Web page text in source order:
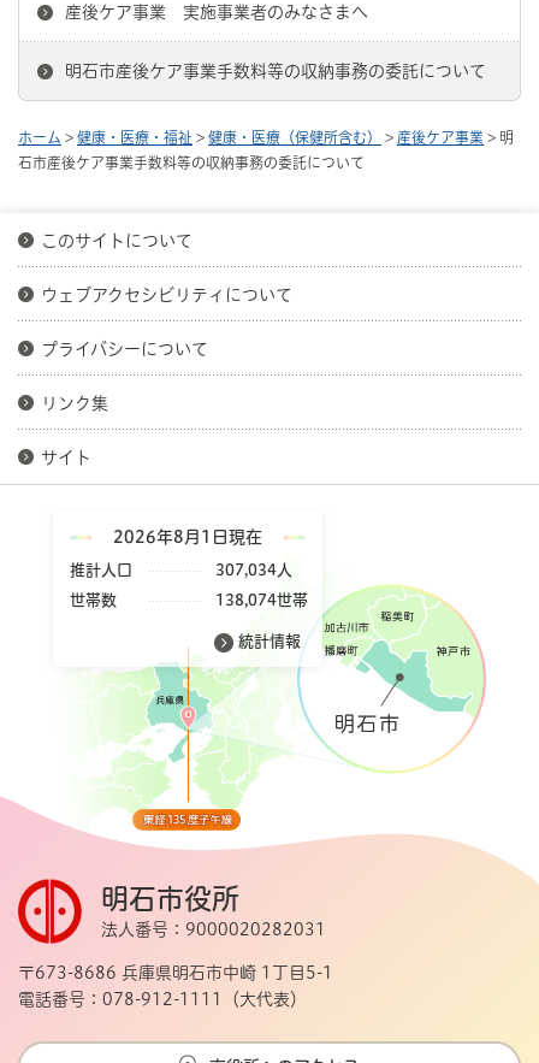
産後ケア事業 実施事業者のみなさまへ
明石市産後ケア事業手数料等の収納事務の委託について
ホーム > 健康・医療・福祉 > 健康・医療（保健所含む） > 産後ケア事業 > 明
石市産後ケア事業手数料等の収納事務の委託について
このサイトについて
ウェブアクセシビリティについて
プライバシーについて
リンク集
サイト
2026年8月1日現在
推計人口
307,034人
世帯数
138,074世帯
統計情報
明石市役所
法人番号：9000020282031
〒673-8686 兵庫県明石市中崎 1丁目5-1
電話番号：078-912-1111（大代表）